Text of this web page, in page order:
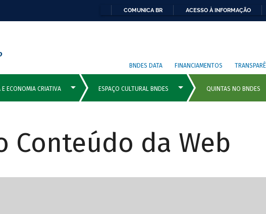
COMUNICA BR ACESSO À INFORMAÇÃO
BNDES DATA FINANCIAMENTOS
Conteúdo da Web
com